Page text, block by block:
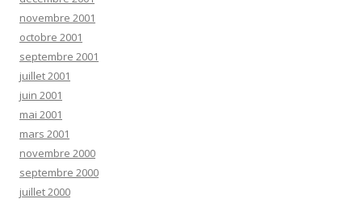
novembre 2001
octobre 2001
septembre 2001
juillet 2001
juin 2001
mai 2001
mars 2001
novembre 2000
septembre 2000
juillet 2000